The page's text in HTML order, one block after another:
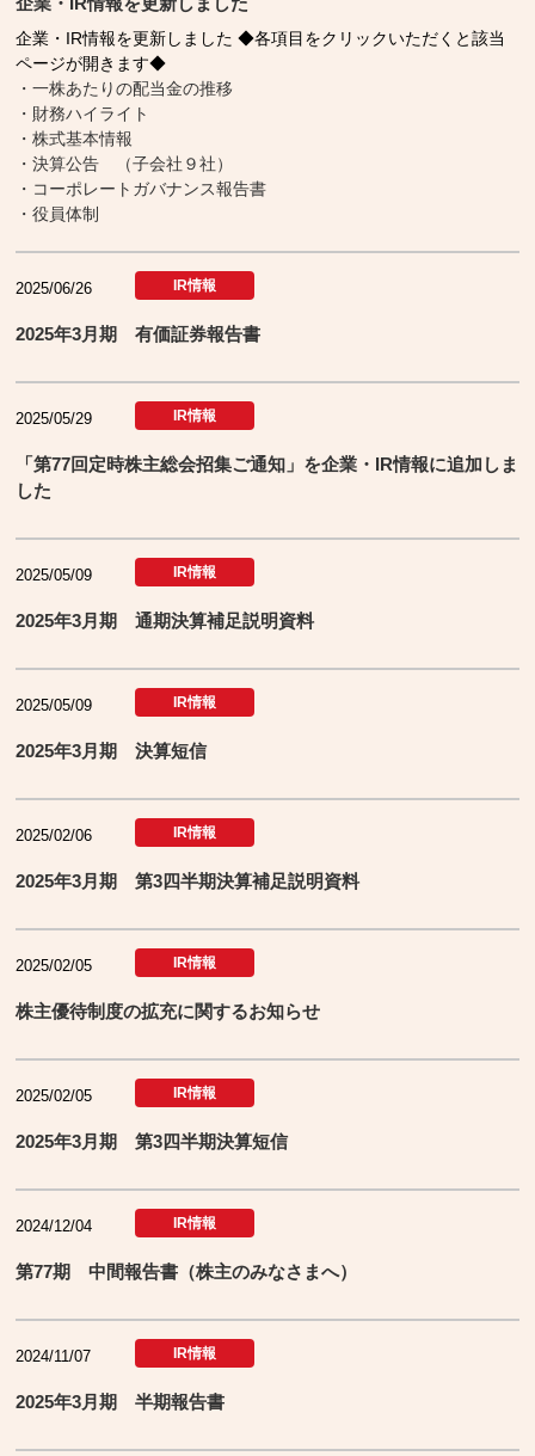
企業・IR情報を更新しました ◆各項目をクリックいただくと該当
ページが開きます◆
・一株あたりの配当金の推移
・財務ハイライト
・株式基本情報
・決算公告 （子会社９社）
・コーポレートガバナンス報告書
・役員体制
2025/06/26 IR情報
2025年3月期 有価証券報告書
2025/05/29 IR情報
「第77回定時株主総会招集ご通知」を企業・IR情報に追加しま
した
2025/05/09 IR情報
2025年3月期 通期決算補足説明資料
2025/05/09 IR情報
2025年3月期 決算短信
2025/02/06 IR情報
2025年3月期 第3四半期決算補足説明資料
2025/02/05 IR情報
株主優待制度の拡充に関するお知らせ
2025/02/05 IR情報
2025年3月期 第3四半期決算短信
2024/12/04 IR情報
第77期 中間報告書（株主のみなさまへ）
2024/11/07 IR情報
2025年3月期 半期報告書